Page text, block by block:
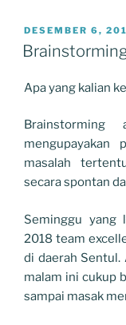
POSTED
ON
DESEMBER 6,
Apa yang kalian
mengupayakan
masalah
secara spontan
Seminggu yang
2018 team
di daerah Sentul.
malam ini cukup
sampai masak